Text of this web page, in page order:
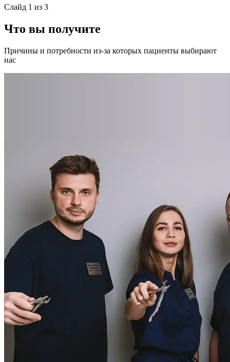
Слайд 1 из 3
Что вы получите
Причины и потребности из-за которых пациенты выбирают
нас